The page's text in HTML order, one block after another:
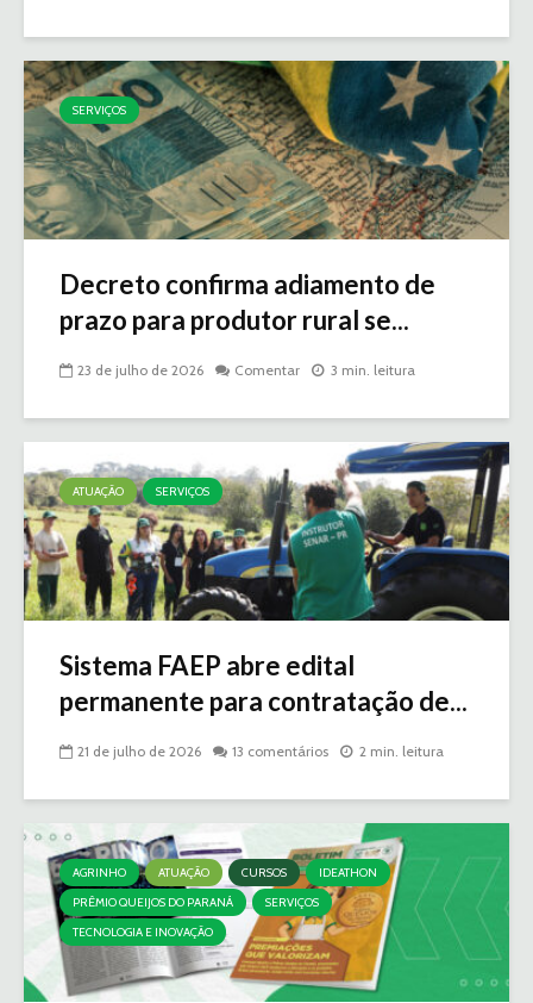
SERVIÇOS
Decreto confirma adiamento de
prazo para produtor rural se...
23 de julho de 2026 Comentar 3 min. leitura
ATUAÇÃO SERVIÇOS
Sistema FAEP abre edital
permanente para contratação de...
21 de julho de 2026 13 comentários 2 min. leitura
AGRINHO ATUAÇÃO CURSOS
IDEATHON
PRÊMIO QUEIJOS DO PARANÁ
SERVIÇOS
TECNOLOGIA E INOVAÇÃO